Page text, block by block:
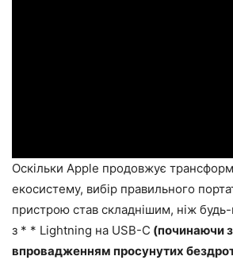
Оскільки Apple продовжує
екосистему, вибір правильного
пристрою став складнішим, ніж
з * * Lightning на USB-C (починаючи з
впровадженням просунутих